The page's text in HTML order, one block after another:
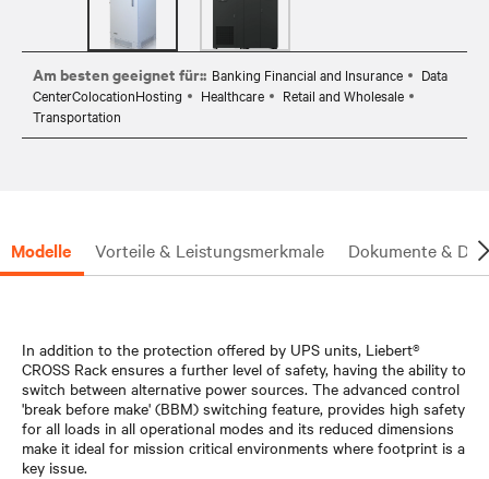
Am besten geeignet für:: Banking Financial and Insurance
Data
CenterColocationHosting
Healthcare
Retail and Wholesale
Transportation
Modelle Vorteile & Leistungsmerkmale Dokumente &
In addition to the protection offered by UPS units, Liebert®
CROSS Rack ensures a further level of safety, having the ability to
switch between alternative power sources. The advanced control
'break before make' (BBM) switching feature, provides high safety
for all loads in all operational modes and its reduced dimensions
make it ideal for mission critical environments where footprint is a
key issue.